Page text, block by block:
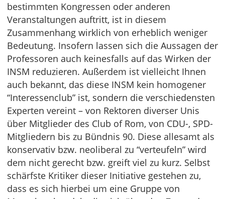
bestimmten Kongressen oder anderen
Veranstaltungen auftritt, ist in diesem
Zusammenhang wirklich von erheblich weniger
Bedeutung. Insofern lassen sich die Aussagen der
Professoren auch keinesfalls auf das Wirken der
INSM reduzieren. Außerdem ist vielleicht Ihnen
auch bekannt, das diese INSM kein homogener
“Interessenclub” ist, sondern die verschiedensten
Experten vereint – von Rektoren diverser Unis
über Mitglieder des Club of Rom, von CDU-, SPD-
Mitgliedern bis zu Bündnis 90. Diese allesamt als
konservativ bzw. neoliberal zu “verteufeln” wird
dem nicht gerecht bzw. greift viel zu kurz. Selbst
schärfste Kritiker dieser Initiative gestehen zu,
dass es sich hierbei um eine Gruppe von